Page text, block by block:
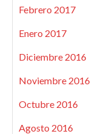
Febrero 2017
Enero 2017
Diciembre 2016
Noviembre 2016
Octubre 2016
Agosto 2016